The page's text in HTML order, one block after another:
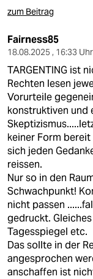
zum Beitrag
Fairness85
18.08.2025 , 16:33 Uhr
TARGENTING ist
Rechten lesen
Vorurteile
konstruktiven und
keiner Form
sich jeden
reissen.
Nur so in den
Schwachpunkt!
nicht passen
gedruckt.
Tagesspiegel etc.
Das sollte in der
angesprochen
anschaffen ist